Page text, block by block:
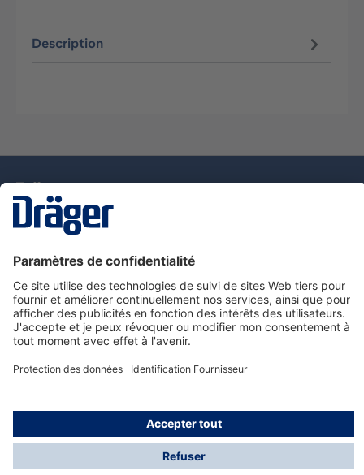
Description
Nous contacter
Service de e-commande Dräger
Informations sur les produits
© Dräger France SAS, 2024
*Prix hors taxe. Frais de gestion et de livraison standard
offerts; Indépendamment de la valeur ou du volume de